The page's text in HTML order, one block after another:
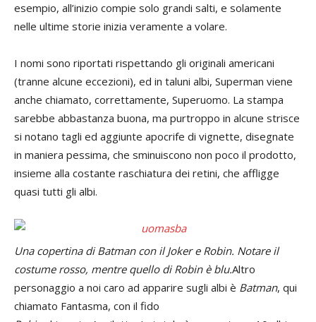
esempio, all’inizio compie solo grandi salti, e solamente
nelle ultime storie inizia veramente a volare.
I nomi sono riportati rispettando gli originali americani
(tranne alcune eccezioni), ed in taluni albi, Superman viene
anche chiamato, correttamente, Superuomo. La stampa
sarebbe abbastanza buona, ma purtroppo in alcune strisce
si notano tagli ed aggiunte apocrife di vignette, disegnate
in maniera pessima, che sminuiscono non poco il prodotto,
insieme alla costante raschiatura dei retini, che affligge
quasi tutti gli albi.
Una copertina di Batman con il Joker e Robin. Notare il
costume rosso, mentre quello di Robin è blu.Altro
personaggio a noi caro ad apparire sugli albi è Batman, qui
chiamato Fantasma, con il fido